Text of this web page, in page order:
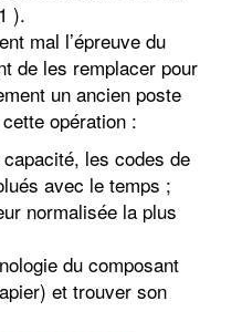
).
mal l’épreuve du
de les remplacer pour
un ancien poste
opération :
les codes de
avec le temps ;
normalisée la plus
du composant
et trouver son